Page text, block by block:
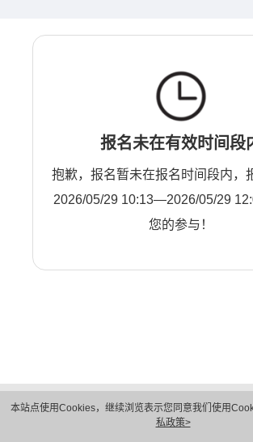
本站点使用Cookies，继续浏览表示您同意我们使用
私政策>
报名未在有效时间段
抱歉，报名暂未在报名时间段内，
2026/05/29 10:13—2026/05/29
您的参与！
隐私保护
法律声明